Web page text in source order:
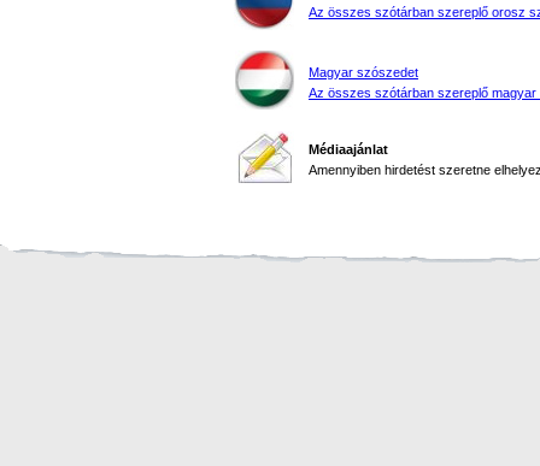
Az összes szótárban szereplő orosz
Magyar szószedet
Az összes szótárban szereplő magyar
Médiaajánlat
Amennyiben hirdetést szeretne